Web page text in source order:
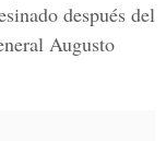
después del
Augusto